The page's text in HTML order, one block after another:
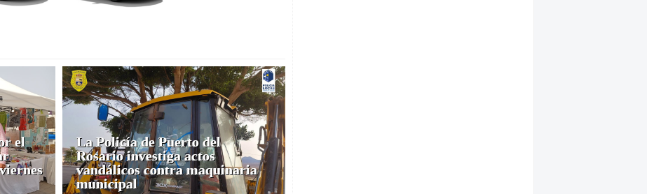
el
La Policía de Puerto del
Rosario investiga actos
vandálicos contra maquinaria
municipal